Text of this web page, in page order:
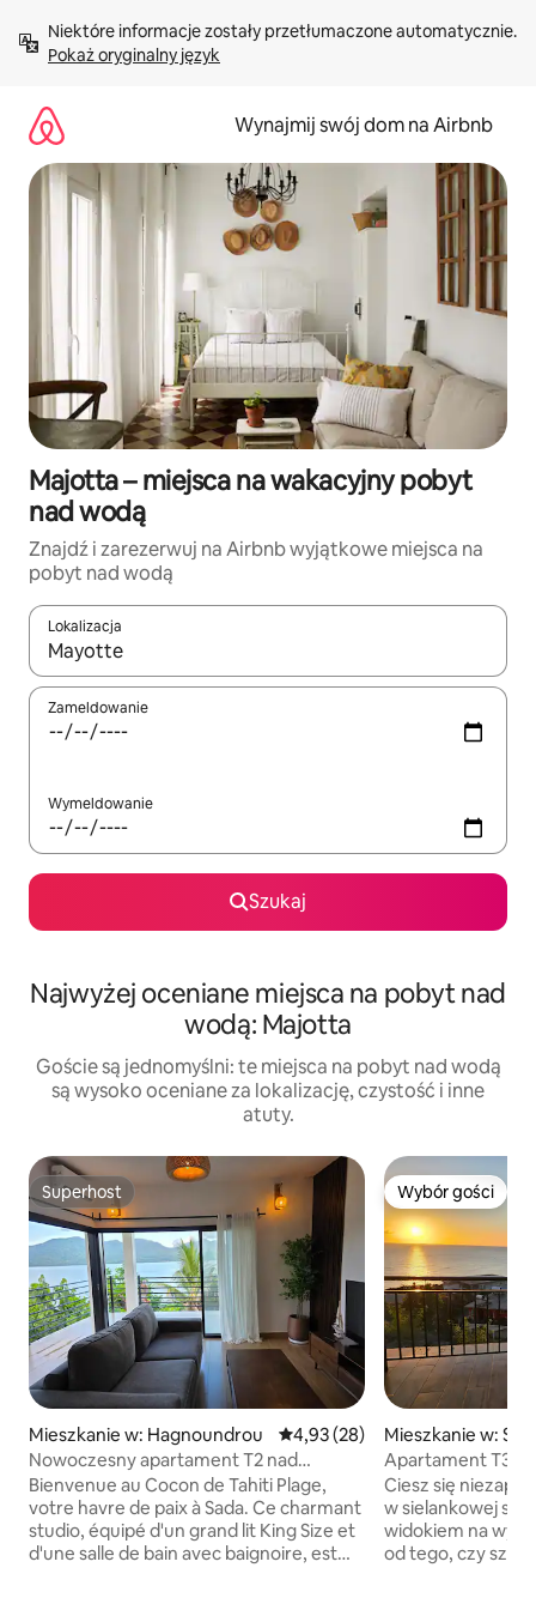
treści Pokaż oryginalny język
Wynajmij swój dom na Airbnb
Majotta – miejsca na wakacyjny pobyt
nad wodą
Znajdź i zarezerwuj na Airbnb wyjątkowe miejsca na
pobyt nad wodą
Lokalizacja
Gdy wyniki będą dostępne, możesz poruszać się po nich za
Zameldowanie
Wymeldowanie
Szukaj
Najwyżej oceniane miejsca na pobyt nad
wodą: Majotta
Goście są jednomyślni: te miejsca na pobyt nad wodą
są wysoko oceniane za lokalizację, czystość i inne
atuty.
Superhost
Superhost
Mieszkanie w: Hagnoundrou Średnia ocena: 4,93 na 5,
4,93 (28)
Nowoczesny apartament T2 nad
morzem
Bienvenue au Cocon de Tahiti Plage,
votre havre de paix à Sada. Ce charmant
studio, équipé d'un grand lit King Size et
d'une salle de bain avec baignoire, est
Wybór gości
Wybór gości
Mieszkanie w:
Apartament T3 z
udogodnieniami i
widokiem
Ciesz się
w sielankowej
widokiem na
od tego, czy